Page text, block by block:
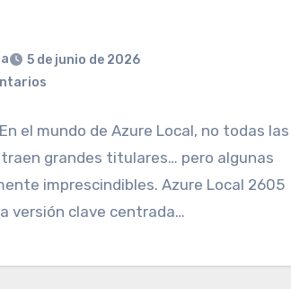
5 de junio de 2026
el mundo de Azure Local, no todas las
grandes titulares… pero algunas
imprescindibles. Azure Local 2605
versión clave centrada…